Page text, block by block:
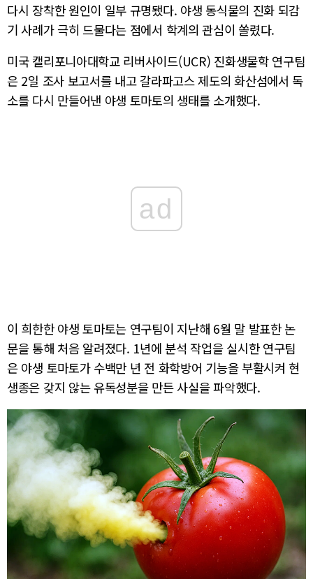
다시 장착한 원인이 일부 규명됐다. 야생 동식물의 진화 되감
기 사례가 극히 드물다는 점에서 학계의 관심이 쏠렸다.
미국 캘리포니아대학교 리버사이드(UCR) 진화생물학 연구팀
은 2일 조사 보고서를 내고 갈라파고스 제도의 화산섬에서 독
소를 다시 만들어낸 야생 토마토의 생태를 소개했다.
ad
이 희한한 야생 토마토는 연구팀이 지난해 6월 말 발표한 논
문을 통해 처음 알려졌다. 1년에 분석 작업을 실시한 연구팀
은 야생 토마토가 수백만 년 전 화학방어 기능을 부활시켜 현
생종은 갖지 않는 유독성분을 만든 사실을 파악했다.